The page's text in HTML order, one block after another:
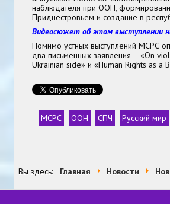
наблюдателя при ООН,
Приднестровьем и создание в
Видеосюжет об этом выступлении
Помимо устных выступлений МСРС
два письменных заявления – «On
Ukrainian side» и «Human Rights as
МСРС ООН СПЧ Русский мир
Вы здесь: Главная Новости